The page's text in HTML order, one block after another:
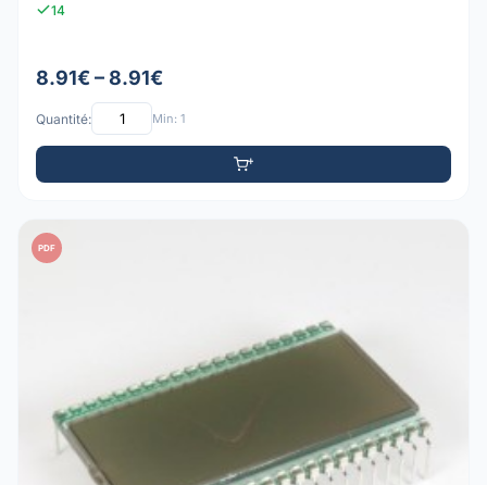
14
8.91€ – 8.91€
Quantité: Min: 1
PDF